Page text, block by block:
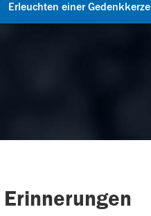
Erleuchten einer Gedenkkerze
Erinnerungen